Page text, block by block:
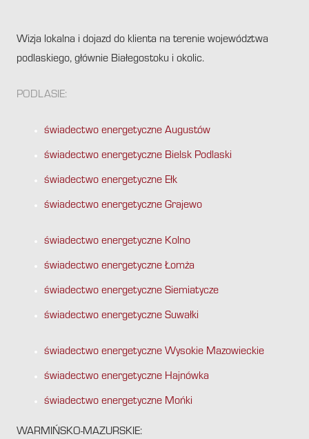
Wizja lokalna i dojazd do klienta na terenie województwa
podlaskiego, głównie Białegostoku i okolic.
PODLASIE:
świadectwo energetyczne Augustów
świadectwo energetyczne Bielsk Podlaski
świadectwo energetyczne Ełk
świadectwo energetyczne Grajewo
świadectwo energetyczne Kolno
świadectwo energetyczne Łomża
świadectwo energetyczne Siemiatycze
świadectwo energetyczne Suwałki
świadectwo energetyczne Wysokie Mazowieckie
świadectwo energetyczne Hajnówka
świadectwo energetyczne Mońki
WARMIŃSKO-MAZURSKIE: